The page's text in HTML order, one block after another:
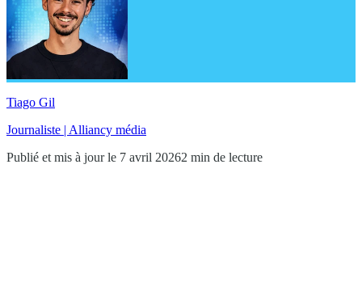
Tiago Gil
Journaliste | Alliancy média
Publié et mis à jour le 7 avril 20262 min de lecture